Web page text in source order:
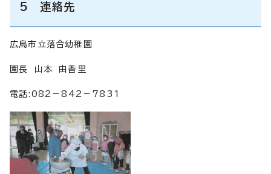
5 連絡先
広島市立落合幼稚園
園長 山本 由香里
電話:082－842－7831